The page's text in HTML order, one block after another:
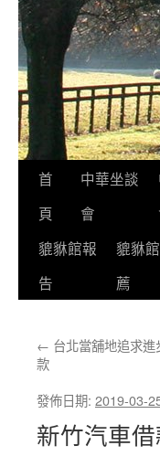
首
頁
中華坐談
會
貔貅館報
告
貔貅
薦
← 台北當舖地追求
款
發佈日期: 2019-03-
新竹汽車